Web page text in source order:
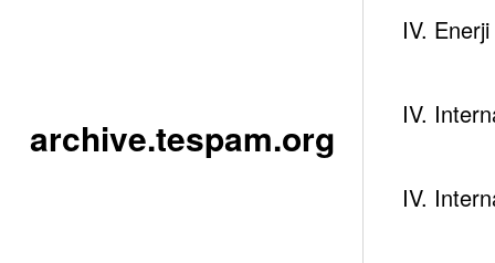
archive.tespam.org
IV.
IV.
IV.